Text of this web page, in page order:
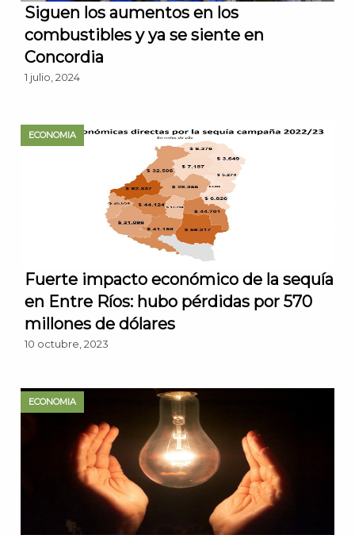
Siguen los aumentos en los
combustibles y ya se siente en
Concordia
1 julio, 2024
ECONOMIA
Fuerte impacto económico de la sequía
en Entre Ríos: hubo pérdidas por 570
millones de dólares
10 octubre, 2023
ECONOMIA